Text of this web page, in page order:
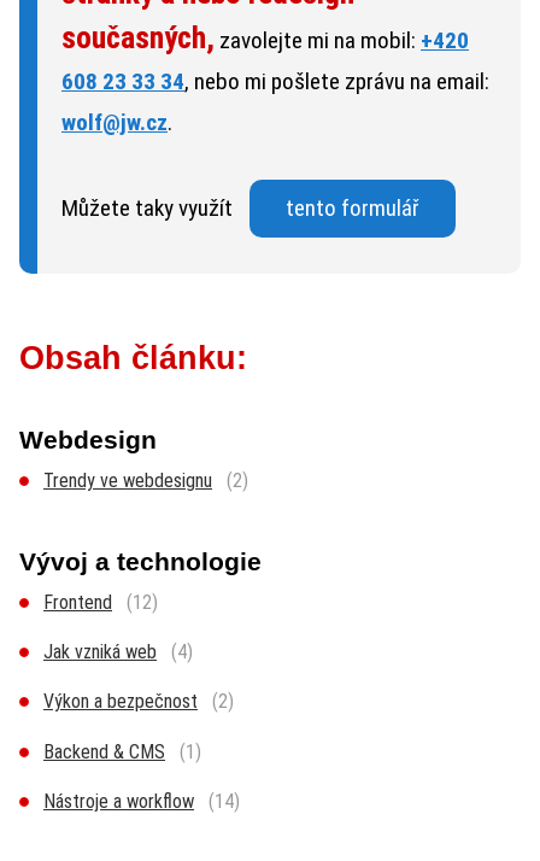
současných, zavolejte mi na mobil: +420
608 23 33 34, nebo mi pošlete zprávu na email:
wolf@jw.cz.
Můžete taky využít tento formulář
Obsah článku:
Webdesign
Trendy ve webdesignu (2)
Vývoj a technologie
Frontend (12)
Jak vzniká web (4)
Výkon a bezpečnost (2)
Backend & CMS (1)
Nástroje a workflow (14)